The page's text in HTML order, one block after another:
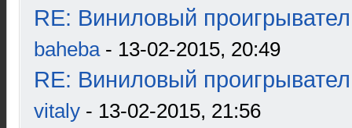
RE: Виниловый
baheba- 13-02-2015, 20:49
RE: Виниловый
vitaly - 13-02-2015, 21:56